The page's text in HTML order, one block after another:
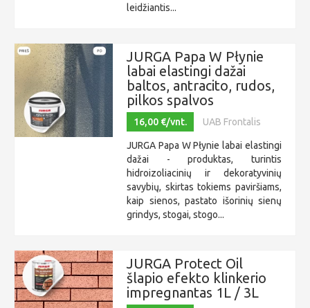
leidžiantis...
JURGA Papa W Płynie
labai elastingi dažai
baltos, antracito, rudos,
pilkos spalvos
16,00 €/vnt. UAB Frontalis
JURGA Papa W Płynie labai elastingi
dažai - produktas, turintis
hidroizoliacinių ir dekoratyvinių
savybių, skirtas tokiems paviršiams,
kaip sienos, pastato išorinių sienų
grindys, stogai, stogo...
JURGA Protect Oil
šlapio efekto klinkerio
impregnantas 1L / 3L